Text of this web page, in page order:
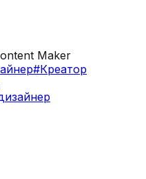
Maker
#Креатор